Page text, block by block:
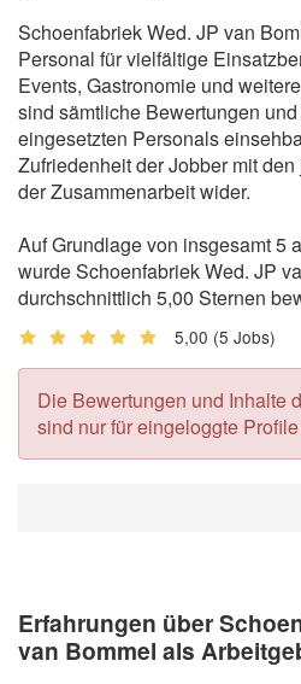
Schoenfabriek Wed. JP van
Personal für vielfältige
Events, Gastronomie und
sind sämtliche Bewertungen
eingesetzten Personals
Zufriedenheit der Jobber mit
der Zusammenarbeit wider.
Auf Grundlage von insgesamt 5
wurde Schoenfabriek Wed. JP
durchschnittlich 5,00 Sternen
5,00 (5 Jobs)
Die Bewertungen und Inhalte
sind nur für eingeloggte
Erfahrungen über
van Bommel als